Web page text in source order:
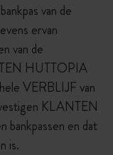
van de
ervan
van de
HUTTOPIA
VERBLIJF van
KLANTEN
bankpassen en dat
is.